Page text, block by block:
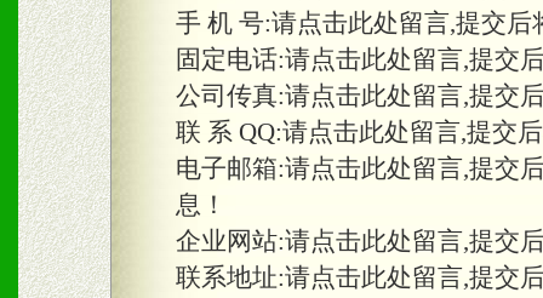
手 机 号:请点击此处留言,提交
固定电话:请点击此处留言,提交
公司传真:请点击此处留言,提交
联 系 QQ:请点击此处留言,提交
电子邮箱:请点击此处留言,提交
息！
企业网站:请点击此处留言,提交
联系地址:请点击此处留言,提交